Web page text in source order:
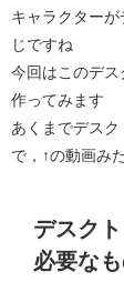
キャラクター
じですね
今回はこのデ
作ってみます
あくまでデス
で，↑の動画み
デスク
必要な